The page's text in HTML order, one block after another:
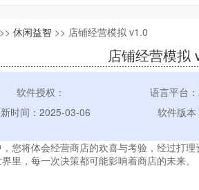
>> 休闲益智 >> 店铺经营模拟 v1.0
店铺经营模拟
软件授权：
语言平台
时间：2025-03-06 软件版本
将体会经营商店的欢喜与考验，经过打理
里，每一次决策都可能影响着商店的未来。